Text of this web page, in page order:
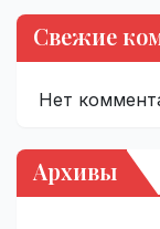
Свежие
Нет
Архивы